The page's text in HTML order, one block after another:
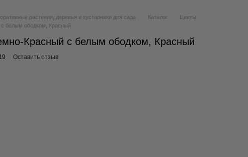
растения, деревья и кустарники для сада Каталог
Цветы
белым ободком, Красный
Красный с белым ободком, Красный
Оставить отзыв